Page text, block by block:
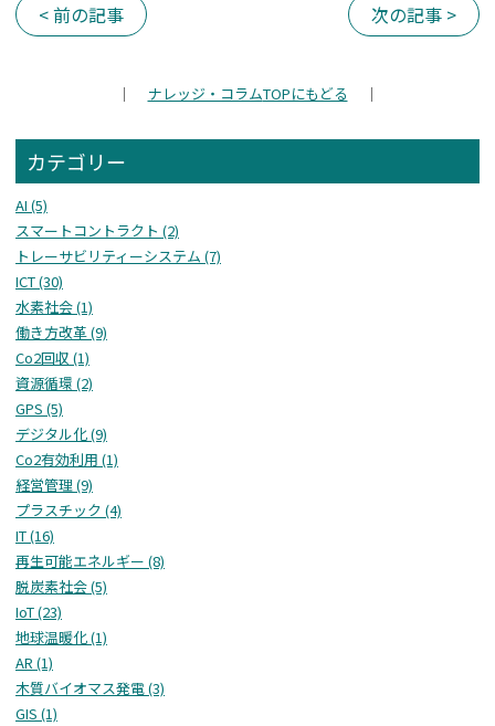
< 前の記事 次の記事 >
｜ ナレッジ・コラムTOPにもどる ｜
カテゴリー
AI (5)
スマートコントラクト (2)
トレーサビリティーシステム (7)
ICT (30)
水素社会 (1)
働き方改革 (9)
Co2回収 (1)
資源循環 (2)
GPS (5)
デジタル化 (9)
Co2有効利用 (1)
経営管理 (9)
プラスチック (4)
IT (16)
再生可能エネルギー (8)
脱炭素社会 (5)
IoT (23)
地球温暖化 (1)
AR (1)
木質バイオマス発電 (3)
GIS (1)